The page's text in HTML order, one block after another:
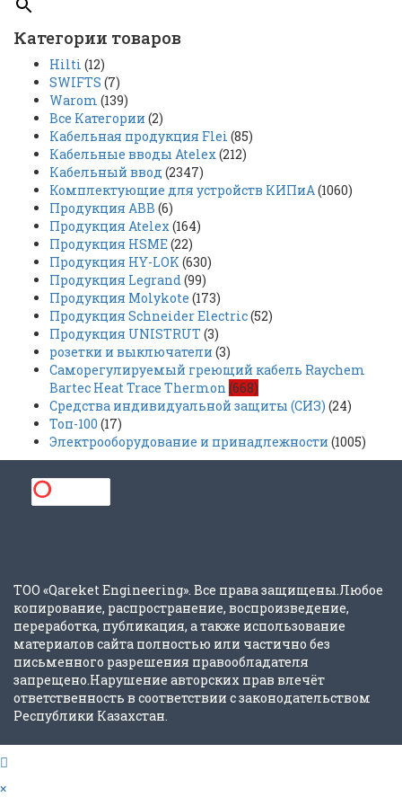
Категории товаров
Hilti (12)
SWIFTS (7)
Warom (139)
Все Категории (2)
Кабельная продукция Flei (85)
Кабельные вводы Atelex (212)
Кабельный ввод (2347)
Комплектующие для устройств КИПиА (1060)
Продукция ABB (6)
Продукция Atelex (164)
Продукция HSME(22)
Продукция HY-LOK (630)
Продукция Legrand (99)
Продукция Molykote (173)
Продукция Schneider Electric(52)
Продукция UNISTRUT (3)
розетки и выключатели (3)
Саморегулируемый греющий кабель Raychem
Bartec Heat Trace Thermon (668)
Средства индивидуальной защиты (СИЗ) (24)
Топ-100 (17)
Электрооборудование и принадлежности (1005)
ТОО «Qareket Engineering». Все права защищены.Любое
копирование, распространение, воспроизведение,
переработка, публикация, а также использование
материалов сайта полностью или частично без
письменного разрешения правообладателя
запрещено.Нарушение авторских прав влечёт
ответственность в соответствии с законодательством
Республики Казахстан.
×